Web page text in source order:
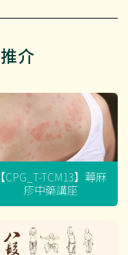
介
【CPG_T-TCM13】蕁麻
疹中藥講座